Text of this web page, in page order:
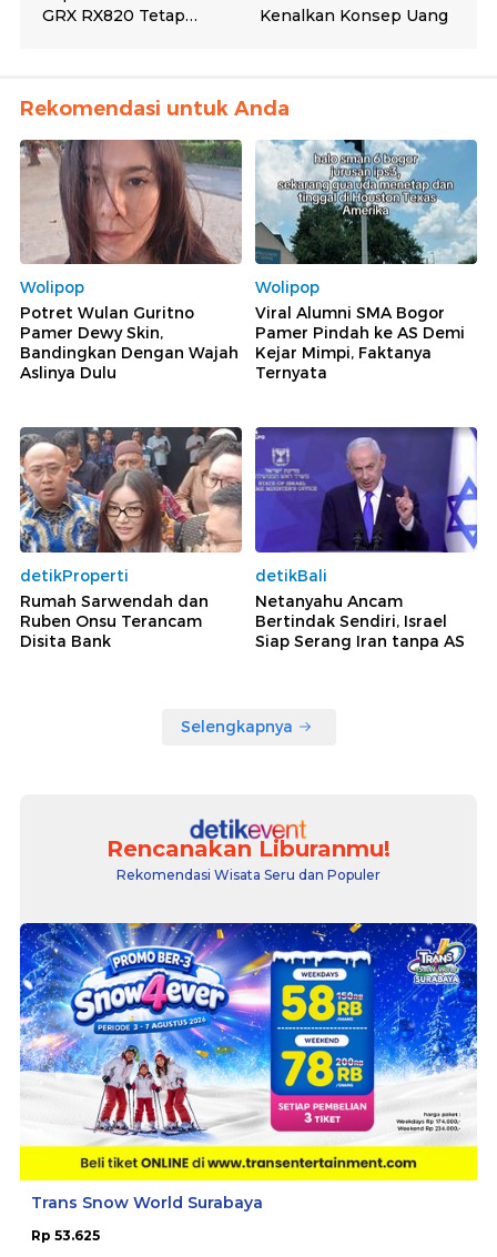
Rekomendasi untuk Anda
Wolipop
Potret Wulan Guritno
Pamer Dewy Skin,
Bandingkan Dengan Wajah
Aslinya Dulu
Wolipop
Viral Alumni SMA Bogor
Pamer Pindah ke AS Demi
Kejar Mimpi, Faktanya
Ternyata
detikProperti
Rumah Sarwendah dan
Ruben Onsu Terancam
Disita Bank
detikBali
Netanyahu Ancam
Bertindak Sendiri, Israel
Siap Serang Iran tanpa AS
Selengkapnya
Rencanakan Liburanmu!
Rekomendasi Wisata Seru dan Populer
Trans Snow World Surabaya
Rp 53.625